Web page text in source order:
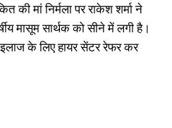
की मां निर्मला पर राकेश शर्मा ने
मासूम सार्थक को सीने में लगी है।
इलाज के लिए हायर सेंटर रेफर कर